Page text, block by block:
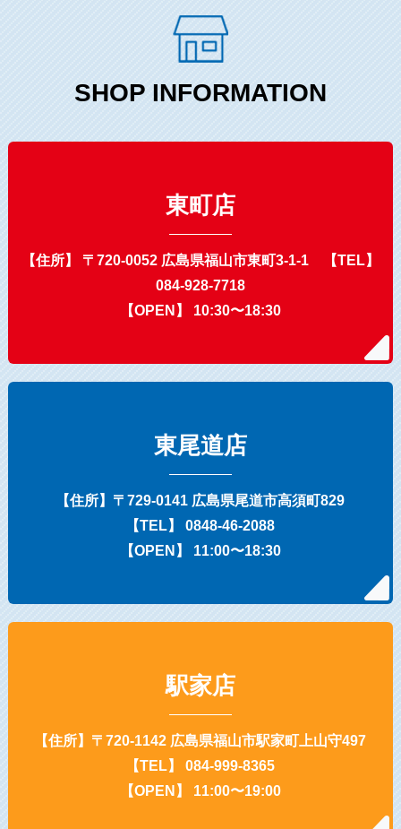
SHOP INFORMATION
東町店
【住所】 〒720-0052 広島県福山市東町3-1-1 【TEL】
084-928-7718
【OPEN】 10:30〜18:30
東尾道店
【住所】〒729-0141 広島県尾道市高須町829
【TEL】 0848-46-2088
【OPEN】 11:00〜18:30
駅家店
【住所】〒720-1142 広島県福山市駅家町上山守497
【TEL】 084-999-8365
【OPEN】 11:00〜19:00